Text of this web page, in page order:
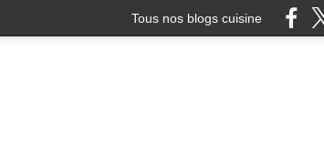
Tous nos blogs cuisine